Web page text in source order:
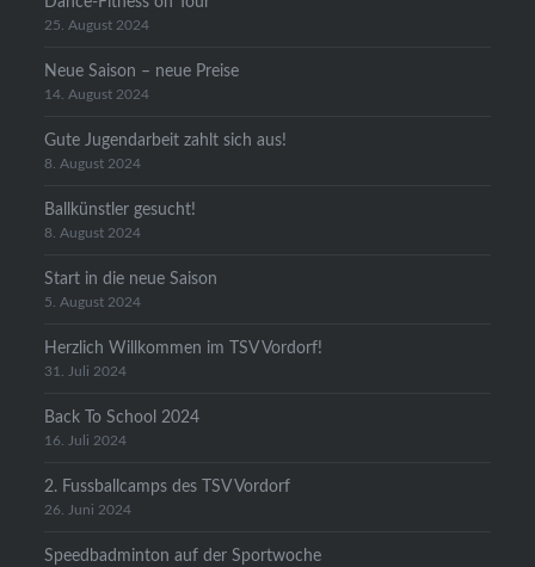
25. August 2024
Neue Saison – neue Preise
14. August 2024
Gute Jugendarbeit zahlt sich aus!
8. August 2024
Ballkünstler gesucht!
8. August 2024
Start in die neue Saison
5. August 2024
Herzlich Willkommen im TSV Vordorf!
31. Juli 2024
Back To School 2024
16. Juli 2024
2. Fussballcamps des TSV Vordorf
26. Juni 2024
Speedbadminton auf der Sportwoche